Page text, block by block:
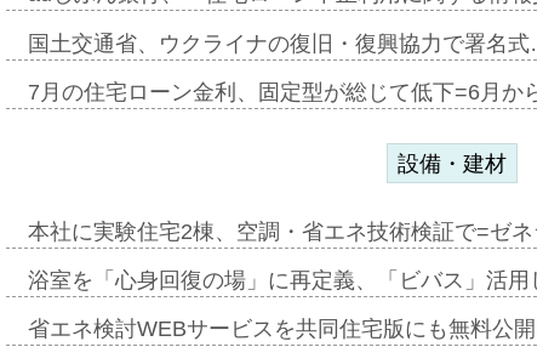
国土交通省、ウクライナの復旧・復興協力で署名
7月の住宅ローン金利、固定型が総じて低下=6月か
設備・建材
本社に実験住宅2棟、空調・省エネ技術検証で=ゼ
浴室を「心身回復の場」に再定義、「ビバス」活
省エネ検討WEBサービスを共同住宅版にも無料公